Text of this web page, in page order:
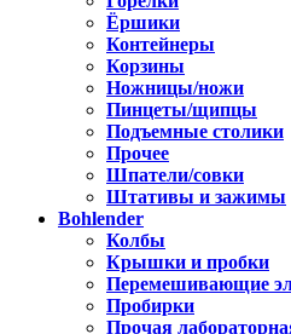
Ёршики
Контейнеры
Корзины
Ножницы/ножи
Пинцеты/щипцы
Подъемные столики
Прочее
Шпатели/совки
Штативы и зажимы
Bohlender
Колбы
Крышки и пробки
Перемешивающие
Пробирки
Прочая